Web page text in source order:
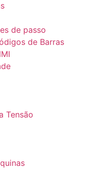
de passo
de Barras
Tensão